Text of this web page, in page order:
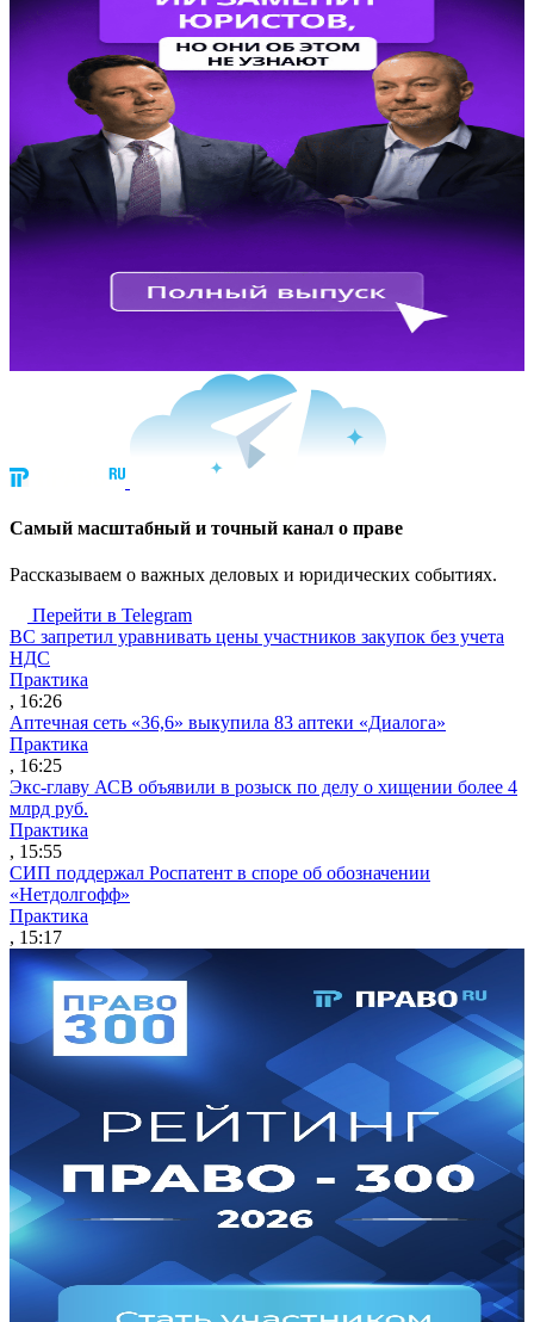
Cамый масштабный и точный канал о праве
Рассказываем о важных деловых и юридических событиях.
Перейти в Telegram
ВС запретил уравнивать цены участников закупок без учета
НДС
Практика
, 16:26
Аптечная сеть «36,6» выкупила 83 аптеки «Диалога»
Практика
, 16:25
Экс-главу АСВ объявили в розыск по делу о хищении более 4
млрд руб.
Практика
, 15:55
СИП поддержал Роспатент в споре об обозначении
«Нетдолгофф»
Практика
, 15:17